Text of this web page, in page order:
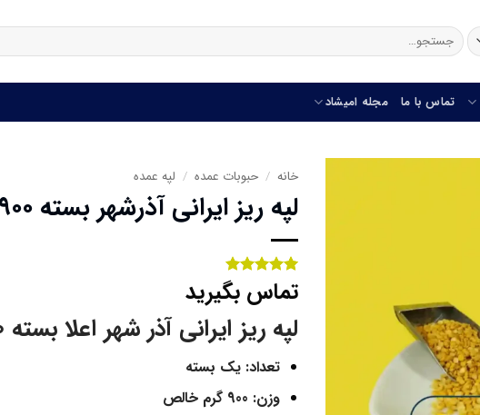
جستجو
برای:
تماس با ما مجله امیشاد
خانه / حبوبات عمده / لپه عمده
لپه ریز ایرانی آذرشهر بسته ۹۰۰ گرمی
امتیاز
از
5 امتیاز
1
تماس بگیرید
لپه ریز ایرانی آذر شهر اعلا بسته 900 گرمی
تعداد: یک بسته
وزن: 900 گرم خالص